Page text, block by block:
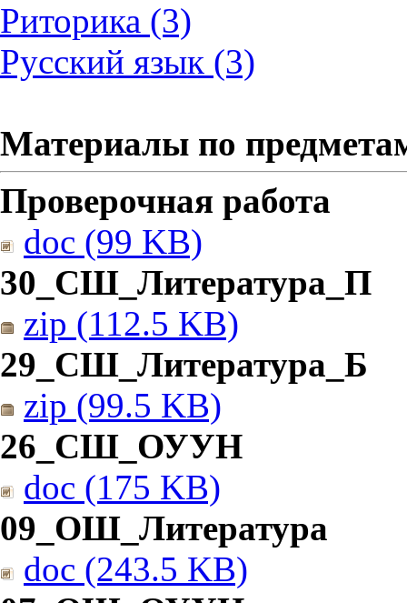
Риторика (3)
Русский язык (3)
Материалы по
Проверочная работа
doc (99 KB)
30_СШ_Литература_П
zip (112.5 KB)
29_СШ_Литература_Б
zip (99.5 KB)
26_СШ_ОУУН
doc (175 KB)
09_ОШ_Литература
doc (243.5 KB)